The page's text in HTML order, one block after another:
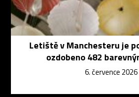
Letiště v Manchesteru je
ozdobeno 482
6. července 2026